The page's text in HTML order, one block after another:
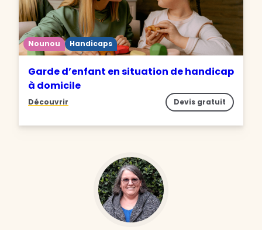
Nounou Handicaps
Garde d’enfant en situation de handicap
à domicile
Découvrir Devis gratuit